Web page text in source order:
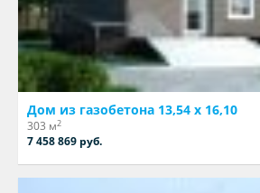
Дом из газобетона 13,54 х 16,10
303 м2
7 458 869 руб.